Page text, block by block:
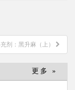
剂：黑升麻（上）
更多 »